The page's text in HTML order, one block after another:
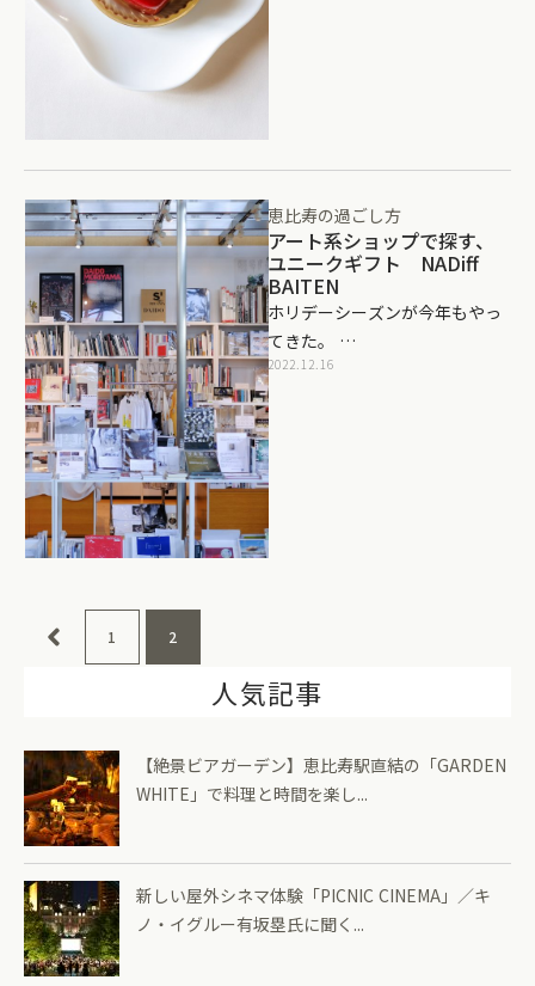
恵比寿の過ごし方
アート系ショップで探す、
ユニークギフト NADiff
BAITEN
ホリデーシーズンが今年もやっ
てきた。 …
2022.12.16
1 2
人気記事
【絶景ビアガーデン】恵比寿駅直結の「GARDEN
WHITE」で料理と時間を楽し...
新しい屋外シネマ体験「PICNIC CINEMA」／キ
ノ・イグルー有坂塁氏に聞く...